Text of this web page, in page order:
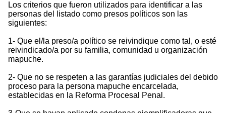
Los criterios que fueron utilizados para identificar a las
personas del listado como presos políticos son las
siguientes:
1- Que el/la preso/a político se reivindique como tal, o esté
reivindicado/a por su familia, comunidad u organización
mapuche.
2- Que no se respeten a las garantías judiciales del debido
proceso para la persona mapuche encarcelada,
establecidas en la Reforma Procesal Penal.